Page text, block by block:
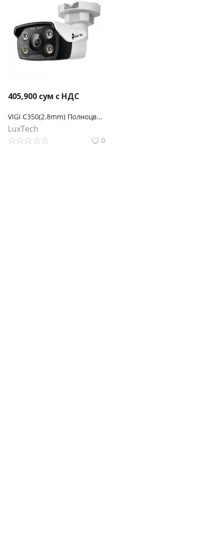
405,900 сум с НДС
VIGI C350(2.8mm) Полноцветная цилиндрическая сетевая камера VIGI 5MP
LuxTech
0